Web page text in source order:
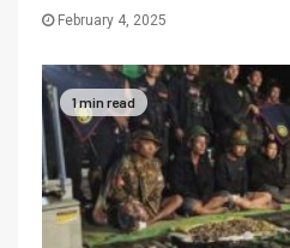
February 4, 2025
1 min read